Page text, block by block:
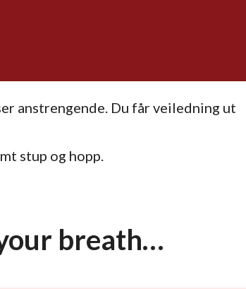
anstrengende. Du får veiledning ut
stup og hopp.
breath…